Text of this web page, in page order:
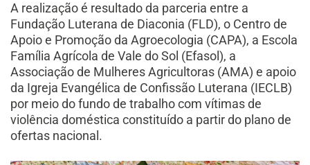
A realização é resultado da parceria entre a
Fundação Luterana de Diaconia (FLD), o Centro de
Apoio e Promoção da Agroecologia (CAPA), a Escola
Família Agrícola de Vale do Sol (Efasol), a
Associação de Mulheres Agricultoras (AMA) e apoio
da Igreja Evangélica de Confissão Luterana (IECLB)
por meio do fundo de trabalho com vítimas de
violência doméstica constituído a partir do plano de
ofertas nacional.